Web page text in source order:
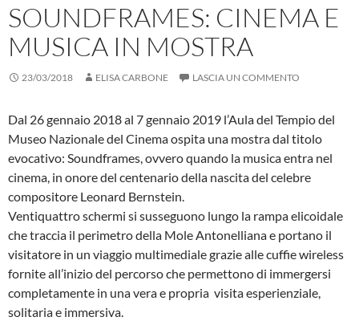
SOUNDFRAMES: CINEMA E
MUSICA IN MOSTRA
23/03/2018 ELISA CARBONE LASCIA UN COMMENTO
Dal 26 gennaio 2018 al 7 gennaio 2019 l’Aula del Tempio del
Museo Nazionale del Cinema ospita una mostra dal titolo
evocativo: Soundframes, ovvero quando la musica entra nel
cinema, in onore del centenario della nascita del celebre
compositore Leonard Bernstein.
Ventiquattro schermi si susseguono lungo la rampa elicoidale
che traccia il perimetro della Mole Antonelliana e portano il
visitatore in un viaggio multimediale grazie alle cuffie wireless
fornite all’inizio del percorso che permettono di immergersi
completamente in una vera e propria visita esperienziale,
solitaria e immersiva.